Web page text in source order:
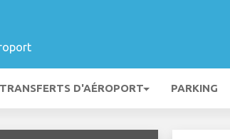
TRANSFERTS D'AÉROPORT PARKING